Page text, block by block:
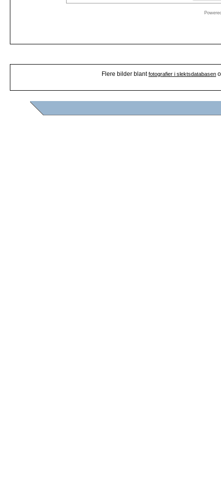
Flere bilder blantfotografier i slektsdatabasen